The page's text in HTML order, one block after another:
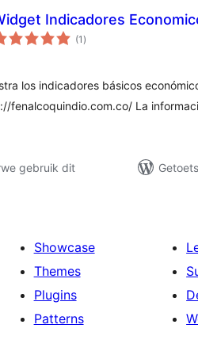
Indicadores
(1 total
ratings
)
los indicadores básicos
fenalcoquindio.com.co/ La
gebruik dit
Showcase
Themes
Plugins
Patterns